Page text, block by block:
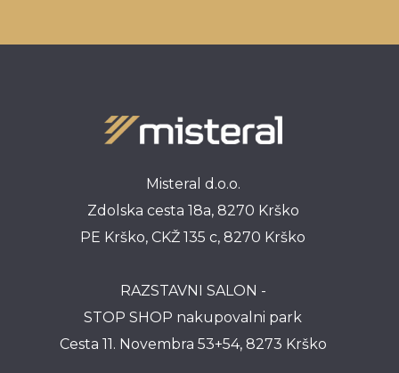
Misteral d.o.o.
Zdolska cesta 18a, 8270 Krško
PE Krško, CKŽ 135 c, 8270 Krško
RAZSTAVNI SALON -
STOP SHOP nakupovalni park
Cesta 11. Novembra 53+54, 8273 Krško